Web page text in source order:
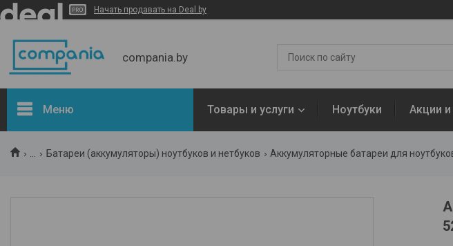
Начать продавать на Deal.by
compania.by
Меню Товары и услуги Ноутбуки Акции
Батареи (аккумуляторы) ноутбуков и нетбуков Аккумуляторные батареи для